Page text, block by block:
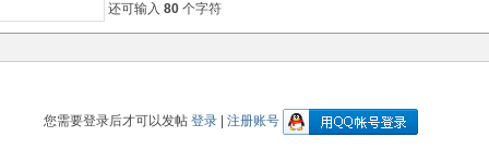
还可输入 80 个字符
您需要登录后才可以发帖 登录 注册账号